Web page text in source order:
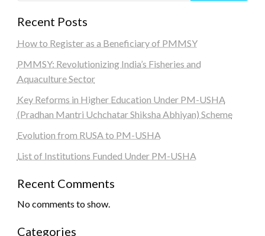
Recent Posts
How to Register as a Beneficiary of PMMSY
PMMSY: Revolutionizing India’s Fisheries and
Aquaculture Sector
Key Reforms in Higher Education Under PM-USHA
(Pradhan Mantri Uchchatar Shiksha Abhiyan) Scheme
Evolution from RUSA to PM-USHA
List of Institutions Funded Under PM-USHA
Recent Comments
No comments to show.
Categories